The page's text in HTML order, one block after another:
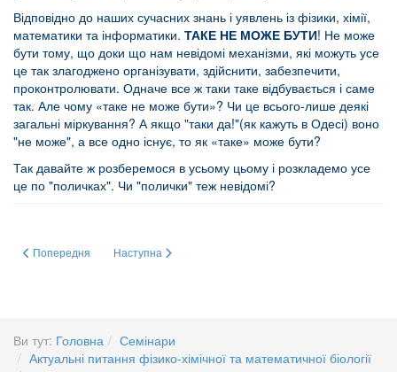
Відповідно до наших сучасних знань і уявлень із фізики, хімії,
математики та інформатики. ТАКЕ НЕ МОЖЕ БУТИ! Не може
бути тому, що доки що нам невідомі механізми, які можуть усе
це так злагоджено організувати, здійснити, забезпечити,
проконтролювати. Одначе все ж таки таке відбувається і саме
так. Але чому «таке не може бути»? Чи це всього-лише деякі
загальні міркування? А якщо "таки да!"(як кажуть в Одесі) воно
"не може", а все одно існує, то як «таке» може бути?
Так давайте ж розберемося в усьому цьому і розкладемо усе
це по "поличках". Чи "полички" теж невідомі?
Попередня стаття: БІОЛОГІЯ, ЩО НАРИСОВАНА
Попередня Наступна стаття: 28-го квітня 2024 р. в Інституті
Наступна
Ви тут: Головна
Семінари
Актуальні питання фізико-хімічної та математичної біології